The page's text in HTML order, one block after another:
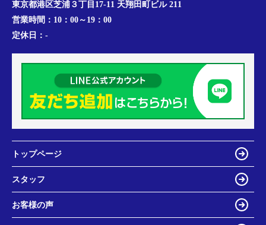
東京都港区芝浦３丁目17-11 天翔田町ビル 211
営業時間： 10：00～19：00
定休日： -
トップページ
スタッフ
お客様の声